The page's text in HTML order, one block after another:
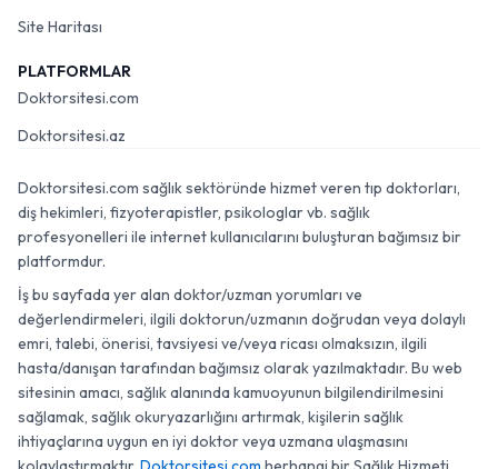
Site Haritası
PLATFORMLAR
Doktorsitesi.com
Doktorsitesi.az
Doktorsitesi.com sağlık sektöründe hizmet veren tıp doktorları,
diş hekimleri, fizyoterapistler, psikologlar vb. sağlık
profesyonelleri ile internet kullanıcılarını buluşturan bağımsız bir
platformdur.
İş bu sayfada yer alan doktor/uzman yorumları ve
değerlendirmeleri, ilgili doktorun/uzmanın doğrudan veya dolaylı
emri, talebi, önerisi, tavsiyesi ve/veya ricası olmaksızın, ilgili
hasta/danışan tarafından bağımsız olarak yazılmaktadır. Bu web
sitesinin amacı, sağlık alanında kamuoyunun bilgilendirilmesini
sağlamak, sağlık okuryazarlığını artırmak, kişilerin sağlık
ihtiyaçlarına uygun en iyi doktor veya uzmana ulaşmasını